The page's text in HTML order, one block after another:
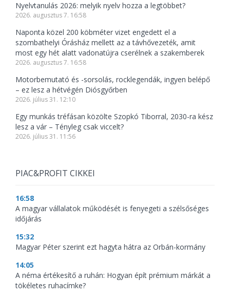
Nyelvtanulás 2026: melyik nyelv hozza a legtöbbet?
2026. augusztus 7. 16:58
Naponta közel 200 köbméter vizet engedett el a
szombathelyi Órásház mellett az a távhővezeték, amit
most egy hét alatt vadonatújra cserélnek a szakemberek
2026. augusztus 7. 16:58
Motorbemutató és -sorsolás, rocklegendák, ingyen belépő
– ez lesz a hétvégén Diósgyőrben
2026. július 31. 12:10
Egy munkás tréfásan közölte Szopkó Tiborral, 2030-ra kész
lesz a vár – Tényleg csak viccelt?
2026. július 31. 11:56
PIAC&PROFIT CIKKEI
16:58
A magyar vállalatok működését is fenyegeti a szélsőséges
időjárás
15:32
Magyar Péter szerint ezt hagyta hátra az Orbán-kormány
14:05
A néma értékesítő a ruhán: Hogyan épít prémium márkát a
tökéletes ruhacímke?